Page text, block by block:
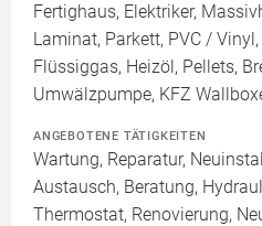
Fertighaus, Elektriker,
Laminat, Parkett, PVC /
Flüssiggas, Heizöl, Pellets,
Umwälzpumpe, KFZ
ANGEBOTENE TÄTIGKEITEN
Wartung, Reparatur,
Austausch, Beratung,
Thermostat, Renovierung,